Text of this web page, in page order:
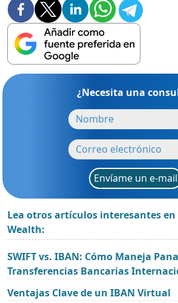
¿Necesita una
Envíame un e-mail
Lea otros artículos interesantes
Wealth:
SWIFT vs. IBAN: Cómo Maneja
Transferencias Bancarias
Ventajas Clave de un IBAN Virtual